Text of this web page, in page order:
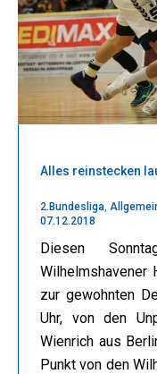
Alles reinstecken
2.Bundesliga,
07.12.2018
Diesen
Wilhelmshavener
zur gewohnten
Uhr, von den
Wienrich aus
Punkt von den